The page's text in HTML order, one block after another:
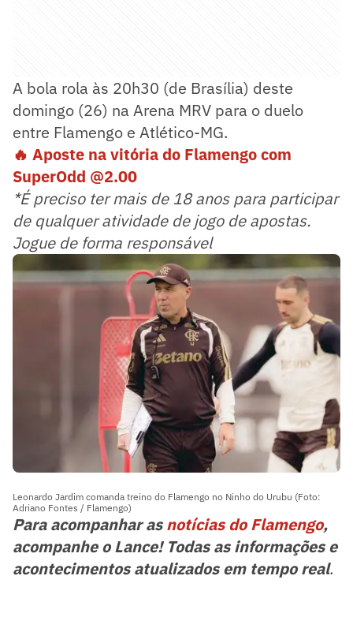
A bola rola às 20h30 (de Brasília) deste
domingo (26) na Arena MRV para o duelo
entre Flamengo e Atlético-MG.
🔥 Aposte na vitória do Flamengo com
SuperOdd @2.00
*É preciso ter mais de 18 anos para participar
de qualquer atividade de jogo de apostas.
Jogue de forma responsável
Leonardo Jardim comanda treino do Flamengo no Ninho do Urubu (Foto:
Adriano Fontes / Flamengo)
Para acompanhar asnotícias do Flamengo,
acompanhe o Lance! Todas as informações e
acontecimentos atualizados em tempo real.